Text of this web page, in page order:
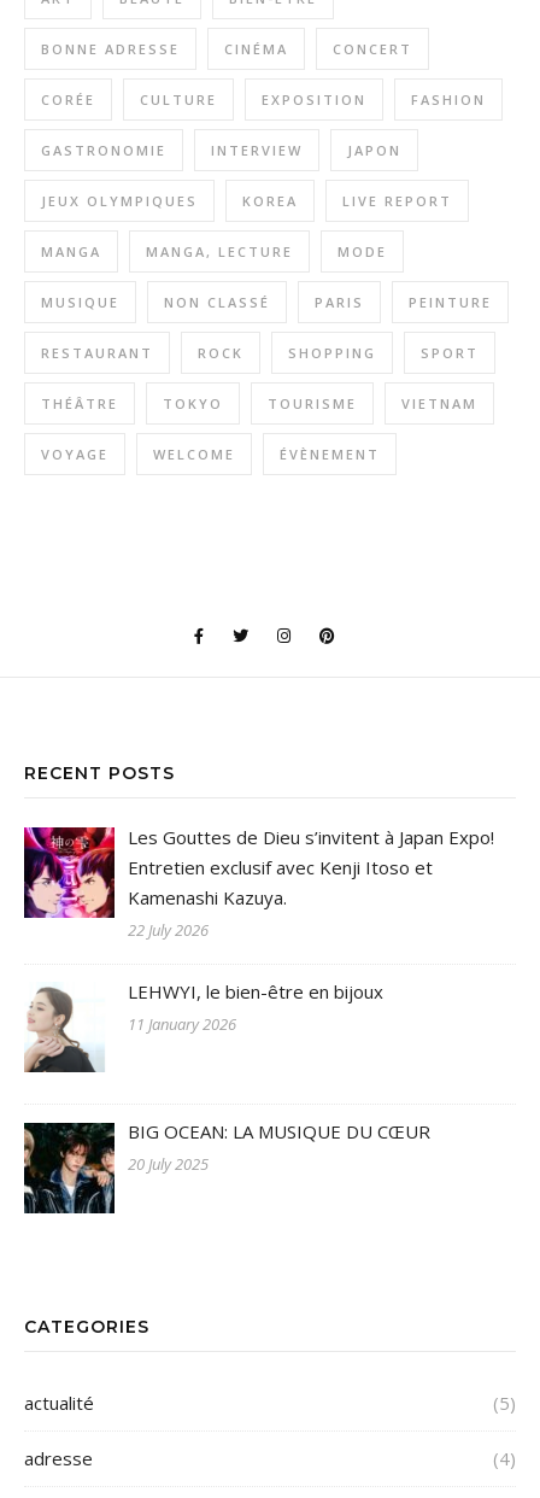
BONNE ADRESSE CINÉMA CONCERT
CORÉE CULTURE EXPOSITION FASHION
GASTRONOMIE INTERVIEW JAPON
JEUX OLYMPIQUES KOREA LIVE REPORT
MANGA MANGA, LECTURE MODE
MUSIQUE NON CLASSÉ PARIS PEINTURE
RESTAURANT ROCK SHOPPING SPORT
THÉÂTRE TOKYO TOURISME VIETNAM
VOYAGE WELCOME ÉVÈNEMENT
RECENT POSTS
Les Gouttes de Dieu s’invitent à Japan Expo!
Entretien exclusif avec Kenji Itoso et
Kamenashi Kazuya.
22 July 2026
LEHWYI, le bien-être en bijoux
11 January 2026
BIG OCEAN: LA MUSIQUE DU CŒUR
20 July 2025
CATEGORIES
actualité (5)
adresse (4)